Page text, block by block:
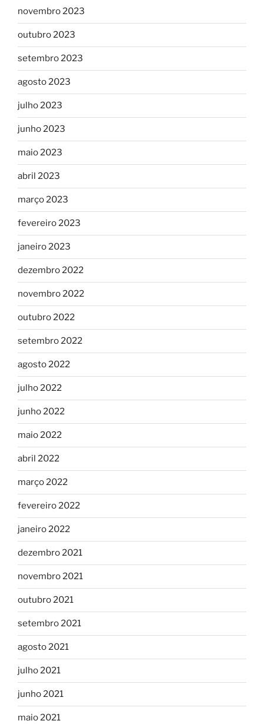
novembro 2023
outubro 2023
setembro 2023
agosto 2023
julho 2023
junho 2023
maio 2023
abril 2023
março 2023
fevereiro 2023
janeiro 2023
dezembro 2022
novembro 2022
outubro 2022
setembro 2022
agosto 2022
julho 2022
junho 2022
maio 2022
abril 2022
março 2022
fevereiro 2022
janeiro 2022
dezembro 2021
novembro 2021
outubro 2021
setembro 2021
agosto 2021
julho 2021
junho 2021
maio 2021